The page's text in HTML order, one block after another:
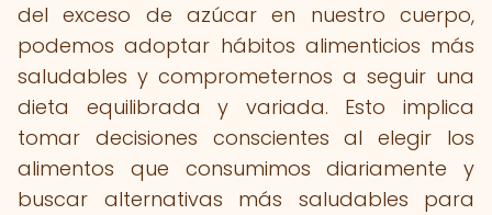
del exceso de azúcar en nuestro cuerpo,
podemos adoptar hábitos alimenticios más
saludables y comprometernos a seguir una
dieta equilibrada y variada. Esto implica
tomar decisiones conscientes al elegir los
alimentos que consumimos diariamente y
buscar alternativas más saludables para